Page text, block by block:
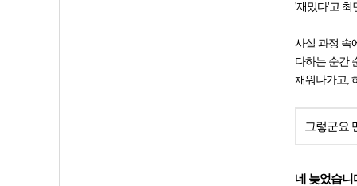
'재밌다'고 최
사실 과정 속
다하는 순간
채워나가고,
그렇군요
네 늦었습니